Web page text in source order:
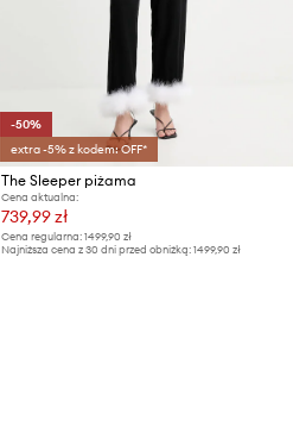
-50%
extra -5% z kodem: OFF*
The Sleeper piżama
Cena aktualna:
739,99 zł
Cena regularna: 1499,90 zł
Najniższa cena z 30 dni przed obniżką: 1499,90 zł